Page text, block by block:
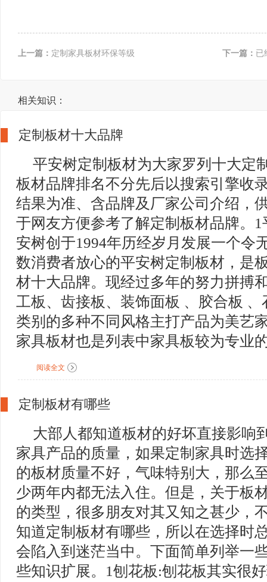
上一篇： 定制家具板材环保等级 下一篇： 已
相关知识：
定制板材十大品牌
平安树定制板材为大家罗列十大定
板材品牌排名不分先后以搜索引擎收
结果为准、含品牌及厂家公司介绍，
于网友方便参考了解定制板材品牌。1
安树创于1994年历经岁月发展一个令
数消费者放心的平安树定制板材，是
材十大品牌。现经过多年的努力拼搏
工板、齿接板、装饰面板 、胶合板
类别的多种不同风格主打产品为美艺
家具板材也是列表中家具板较为专业
阅读全文
定制板材有哪些
大部人都知道板材的好坏直接影响
家具产品的质量，如果定制家具时选
的板材质量不好，气味特别大，那么
少两年内都无法入住。但是，关于板
的类型，很多朋友对其又知之甚少，
知道定制板材有哪些，所以在选择时
会陷入到迷茫当中。下面简单列举一
些知识扩展。1刨花板:刨花板其实很